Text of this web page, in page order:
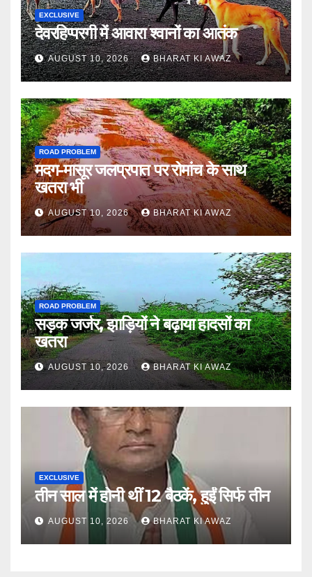
EXCLUSIVE
देवरहिप्परगी में आवारा श्वानों का आतंक
AUGUST 10, 2026 BHARAT KI AWAZ
ROAD PROBLEM
मदग-मासूर जलप्रपात पर रोमांच के साथ
खतरा भी
AUGUST 10, 2026 BHARAT KI AWAZ
ROAD PROBLEM
सड़क जर्जर, झाड़ियों ने बढ़ाया हादसों का
खतरा
AUGUST 10, 2026 BHARAT KI AWAZ
EXCLUSIVE
तीन साल में होनी थीं 12 बैठकें, हुईं सिर्फ तीन
AUGUST 10, 2026 BHARAT KI AWAZ